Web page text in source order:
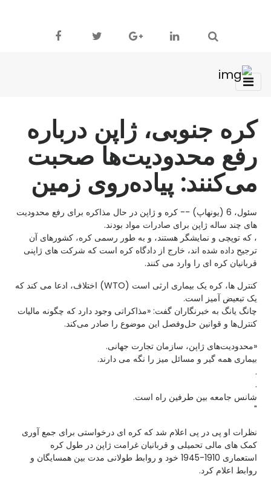
کره جنوبی، ژاپن درباره
رفع محدودیت‌ها صحبت
می‌کنند: پیاده‌روی زمین
سئول، 6 (یونهاپ) -- کره و ژاپن در حال مذاکره برای رفع محدودیت
های چند ساله ژاپن برای صادرات مواد بودند.
، که توپچی و نمایشگر هستند، و به طور رسمی کره، کشورهای آن
ترجیح داده شده اند، خارج از دادگاه کره است که شرکت های ژاپنی
قربانیان کره ای را وارد می کنند.
کنترل ها، کره یک بیماری ارثی است (WTO) اختلاف، ادعا می کند که
یک تبعیض آمیز است.
چانگ یانگ به خبرنگاران گفت: «مذاکراتی وجود دارد که چگونه مالیات
کنترل‌ها و قوانین حل‌وفصل این موضوع را صادر می‌کند.
«محدودیت‌های ژاپن، سازمان تجارت جهانی.
بیماری همه گیر و مسائل میز را نگه می دارند.
.
.
شانس جامعه بین طرفین راه است.
"
نظرات او پی در پی اعلام شد که کره ای درخواستی برای جمع آوری
کمک های مالی تحمیلی و قربانیان غرامت ژاپن در طول کره
استعماری 1910-1945 خود و روابط طولانی مدت بین همسایگان و
روابط اعلام کرد.